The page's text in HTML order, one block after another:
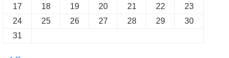
17
18 19 20 21 22
23
24
25 26 27 28 29
30
31